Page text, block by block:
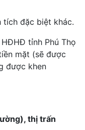
tích đặc biệt khác.
tỉnh Phú Thọ
mặt (sẽ được
được khen
thị trấn